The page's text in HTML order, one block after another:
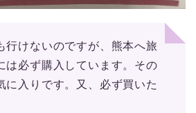
行けないのですが、熊本へ旅
は必ず購入しています。その
に入りです。又、必ず買いた